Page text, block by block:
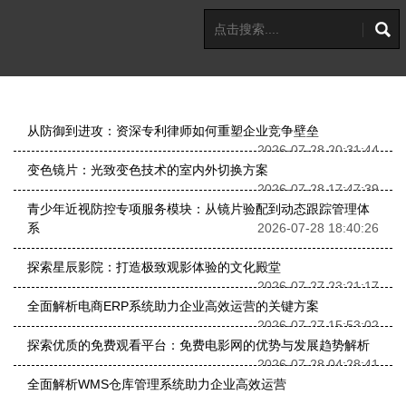
从防御到进攻：资深专利律师如何重塑企业竞争壁垒
2026-07-28 20:31:44
变色镜片：光致变色技术的室内外切换方案
2026-07-28 17:47:39
青少年近视防控专项服务模块：从镜片验配到动态跟踪管理体
系
2026-07-28 18:40:26
探索星辰影院：打造极致观影体验的文化殿堂
2026-07-27 23:21:17
全面解析电商ERP系统助力企业高效运营的关键方案
2026-07-27 15:53:02
探索优质的免费观看平台：免费电影网的优势与发展趋势解析
2026-07-28 04:28:41
全面解析WMS仓库管理系统助力企业高效运营